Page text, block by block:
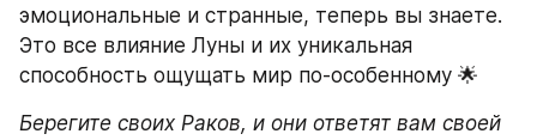
эмоциональные и странные, теперь вы знаете.
Это все влияние Луны и их уникальная
способность ощущать мир по-особенному 🌟
Берегите своих Раков, и они ответят вам своей